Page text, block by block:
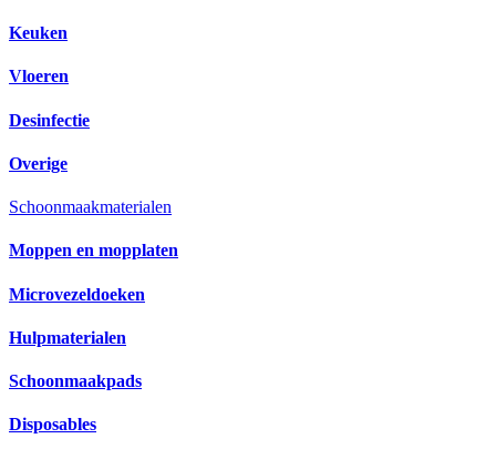
Keuken
Vloeren
Desinfectie
Overige
Schoonmaakmaterialen
Moppen en mopplaten
Microvezeldoeken
Hulpmaterialen
Schoonmaakpads
Disposables